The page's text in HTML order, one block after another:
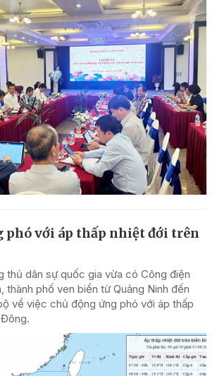
phó với áp thấp nhiệt đới trên
thủ dân sự quốc gia vừa có Công điện
thành phố ven biển từ Quảng Ninh đến
về việc chủ động ứng phó với áp thấp